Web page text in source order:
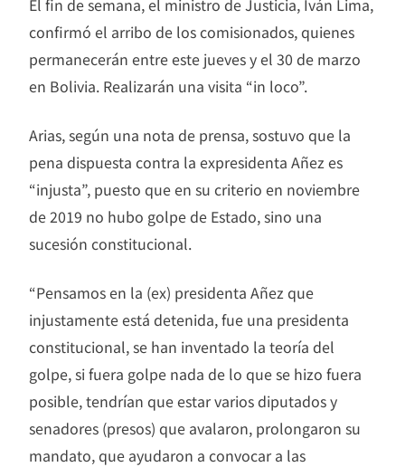
El fin de semana, el ministro de Justicia, Iván Lima,
confirmó el arribo de los comisionados, quienes
permanecerán entre este jueves y el 30 de marzo
en Bolivia. Realizarán una visita “in loco”.
Arias, según una nota de prensa, sostuvo que la
pena dispuesta contra la expresidenta Añez es
“injusta”, puesto que en su criterio en noviembre
de 2019 no hubo golpe de Estado, sino una
sucesión constitucional.
“Pensamos en la (ex) presidenta Añez que
injustamente está detenida, fue una presidenta
constitucional, se han inventado la teoría del
golpe, si fuera golpe nada de lo que se hizo fuera
posible, tendrían que estar varios diputados y
senadores (presos) que avalaron, prolongaron su
mandato, que ayudaron a convocar a las